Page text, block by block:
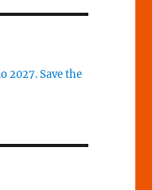
2027. Save the